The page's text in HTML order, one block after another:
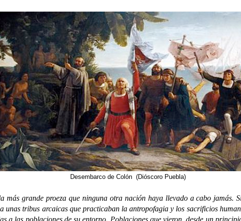
Desembarco de Colón (Dióscoro Puebla)
grande proeza que ninguna otra nación haya llevado a cabo jamás.
tribus arcaicas que practicaban la antropofagia y los sacrificios
a las poblaciones de su entorno. Poblaciones que vieron, desde un